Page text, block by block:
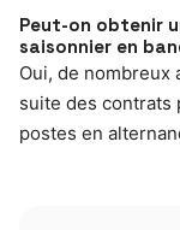
Peut-on obtenir
saisonnier en
Oui, de nombreux
suite des contrats
postes en